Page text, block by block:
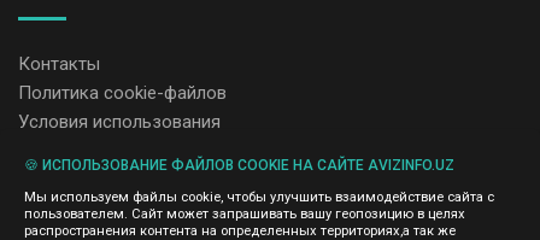
Контакты
Политика cookie-файлов
Условия использования
содержание размещенных объявлений.
Мы ценим конфиденциальность наших пользователей. Мы не
🍪 ИСПОЛЬЗОВАНИЕ ФАЙЛОВ COOKIE НА САЙТЕ AVIZINFO.UZ
Мы используем файлы cookie, чтобы улучшить взаимодействие сайта с
пользователем. Сайт может запрашивать вашу геопозицию в целях
распространения контента на определенных территориях,а так же